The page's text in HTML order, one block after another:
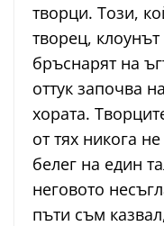
творци. Този,
творец,
бръснарят на
оттук започва
хората.
от тях никога
белег на един
неговото
пъти съм